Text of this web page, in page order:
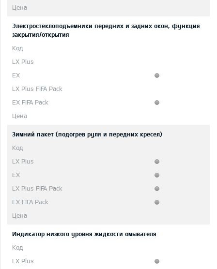
Электростеклоподъемники передних и задних окон, функция
закрытия/открытия
Зимний пакет (подогрев руля и передних кресел)
Индикатор низкого уровня жидкости омывателя